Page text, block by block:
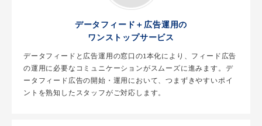
データフィード＋広告運用の
ワンストップサービス
データフィードと広告運用の窓口の1本化により、フィード広告
の運用に必要なコミュニケーションがスムーズに進みます。デ
ータフィード広告の開始・運用において、つまずきやすいポイ
ントを熟知したスタッフがご対応します。